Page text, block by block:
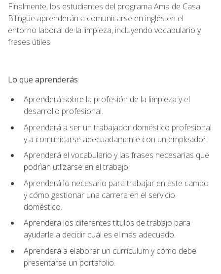
Finalmente, los estudiantes del programa Ama de Casa
Bilingüe aprenderán a comunicarse en inglés en el
entorno laboral de la limpieza, incluyendo vocabulario y
frases útiles
Lo que aprenderás
Aprenderá sobre la profesión de la limpieza y el
desarrollo profesional.
Aprenderá a ser un trabajador doméstico profesional
y a comunicarse adecuadamente con un empleador.
Aprenderá el vocabulario y las frases necesarias que
podrìan utlizarse en el trabajo
Aprenderá lo necesario para trabajar en este campo
y cómo gestionar una carrera en el servicio
doméstico.
Aprenderá los diferentes títulos de trabajo para
ayudarle a decidir cuál es el más adecuado.
Aprenderá a elaborar un currículum y cómo debe
presentarse un portafolio.